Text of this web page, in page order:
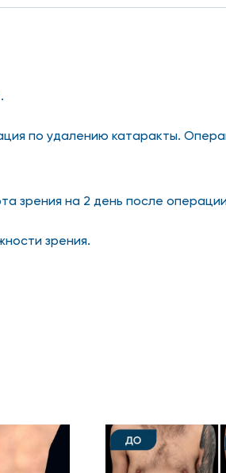
по удалению катаракты.
зрения на 2 день после
зрения.